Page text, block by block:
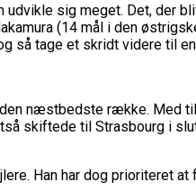
udvikle sig meget. Det,
(14 mål i den
så tage et skridt videre til
næstbedste række. Med
skiftede til Strasbourg i
Han har dog prioriteret